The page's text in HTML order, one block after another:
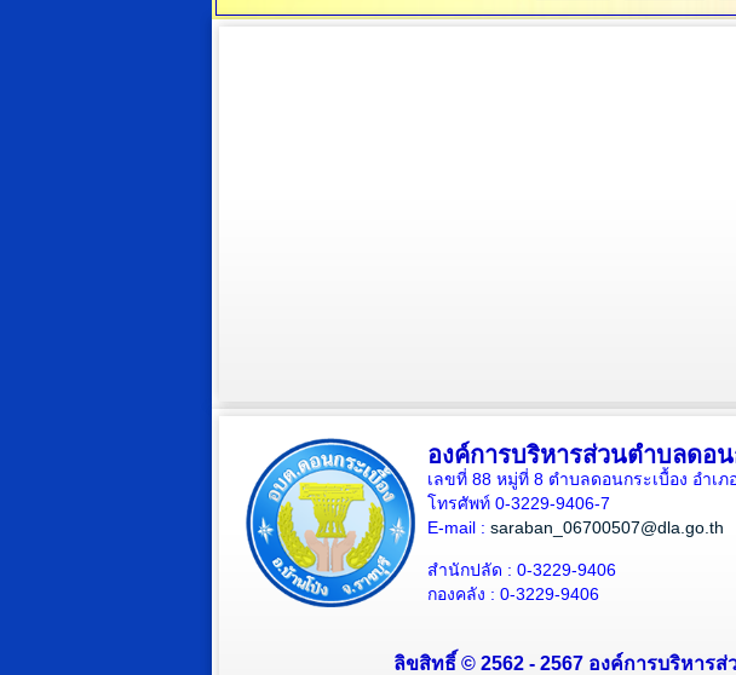
องค์การบริหารส่วนตำบลดอน
เลขที่ 88 หมู่ที่ 8 ตำบลดอนกระเบื้อง อำเ
โทรศัพท์ 0-3229-9406-7
E-mail : saraban_06700507@dla.go.th
สำนักปลัด : 0-3229-9406
กองคลัง : 0-3229-9406
ลิขสิทธิ์ © 2562 - 2567 องค์การบริหาร